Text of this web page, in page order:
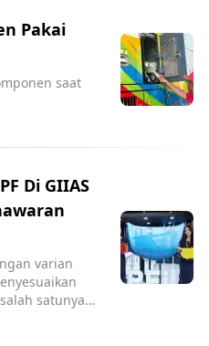
Pakai
saat
Di GIIAS
varian
satunya
ataupun